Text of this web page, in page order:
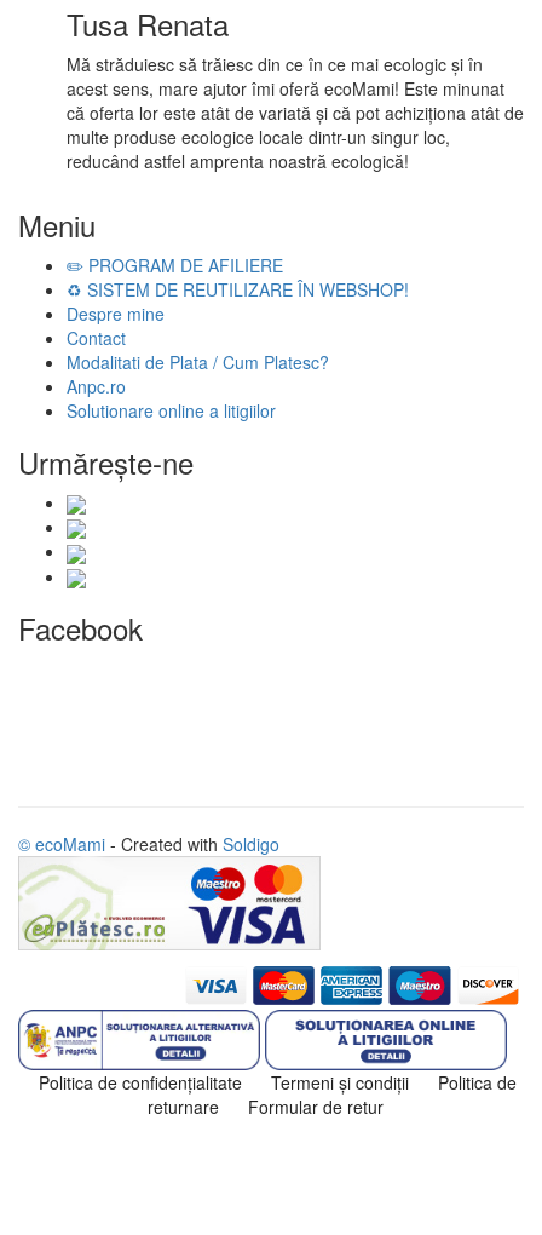
Tusa Renata
Mă străduiesc să trăiesc din ce în ce mai ecologic și în
acest sens, mare ajutor îmi oferă ecoMami! Este minunat
că oferta lor este atât de variată și că pot achiziționa atât de
multe produse ecologice locale dintr-un singur loc,
reducând astfel amprenta noastră ecologică!
Meniu
✏️ PROGRAM DE AFILIERE
♻️ SISTEM DE REUTILIZARE ÎN WEBSHOP!
Despre mine
Contact
Modalitati de Plata / Cum Platesc?
Anpc.ro
Solutionare online a litigiilor
Urmăreşte-ne
Facebook
© ecoMami - Created with Soldigo
Politica de confidenţialitate Termeni şi condiţii
Politica de
returnare
Formular de retur